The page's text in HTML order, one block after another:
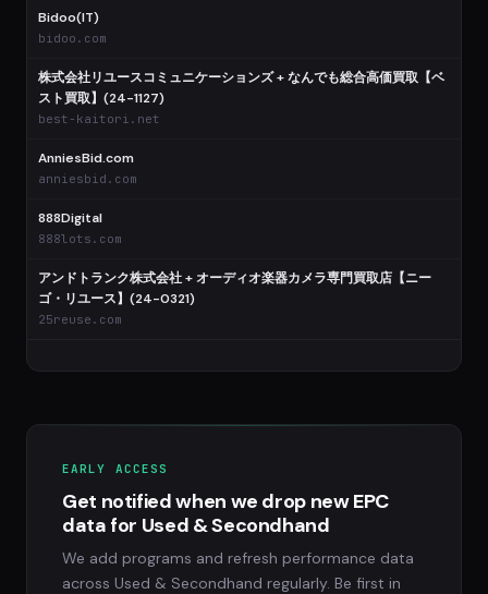
Bidoo(IT)
bidoo.com
株式会社リユースコミュニケーションズ + なんでも総合高価買取【ベ
スト買取】(24-1127)
best-kaitori.net
AnniesBid.com
anniesbid.com
888Digital
888lots.com
アンドトランク株式会社 + オーディオ楽器カメラ専門買取店【ニー
ゴ・リユース】(24-0321)
25reuse.com
EARLY ACCESS
Get notified when we drop new EPC
data for Used & Secondhand
We add programs and refresh performance data
across Used & Secondhand regularly. Be first in